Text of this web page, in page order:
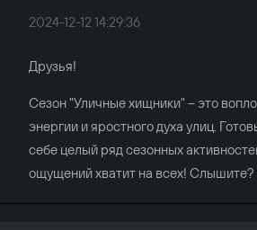
2024-12-12 14:29:36
Друзья!
Сезон "Уличные хищники" – это
энергии и яростного духа улиц.
себе целый ряд сезонных
ощущений хватит на всех! Слышите?